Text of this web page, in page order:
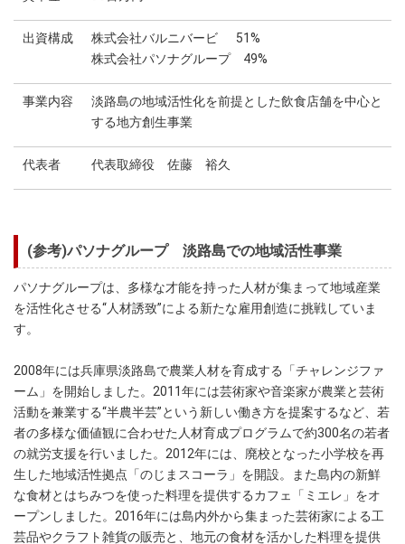
出資構成
株式会社バルニバービ 51%
株式会社パソナグループ 49%
事業内容
淡路島の地域活性化を前提とした飲食店舗を中心と
する地方創生事業
代表者 代表取締役 佐藤 裕久
(参考)パソナグループ 淡路島での地域活性事業
パソナグループは、多様な才能を持った人材が集まって地域産業
を活性化させる“人材誘致”による新たな雇用創造に挑戦していま
す。
2008年には兵庫県淡路島で農業人材を育成する「チャレンジファ
ーム」を開始しました。2011年には芸術家や音楽家が農業と芸術
活動を兼業する“半農半芸”という新しい働き方を提案するなど、若
者の多様な価値観に合わせた人材育成プログラムで約300名の若者
の就労支援を行いました。2012年には、廃校となった小学校を再
生した地域活性拠点「のじまスコーラ」を開設。また島内の新鮮
な食材とはちみつを使った料理を提供するカフェ「ミエレ」をオ
ープンしました。2016年には島内外から集まった芸術家による工
芸品やクラフト雑貨の販売と、地元の食材を活かした料理を提供